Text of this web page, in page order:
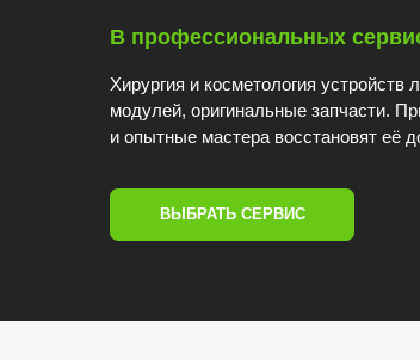
Хирургия и косметология
модулей, оригинальные запчасти.
и опытные мастера восстановят её
В профессиональных
ВЫБРАТЬ СЕРВИС